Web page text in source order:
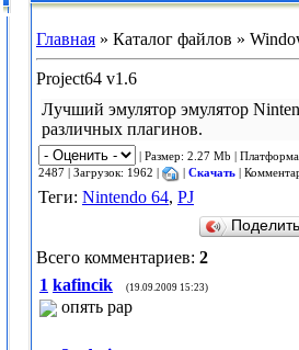
Главная » Каталог файлов »
Project64 v1.6
Лучший эмулятор эмулятор
различных плагинов.
| Размер: 2.27 Mb |
2487 | Загрузок: 1962 |
Скачать |
Теги: Nintendo 64, PJ
Всего комментариев: 2
1 kafincik (19.09.2009 15:23)
опять рар